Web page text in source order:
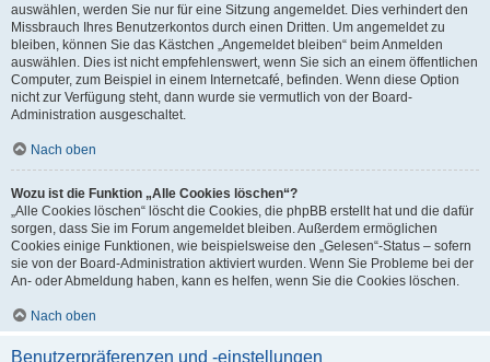
auswählen, werden Sie nur für eine Sitzung angemeldet. Dies verhindert den
Missbrauch Ihres Benutzerkontos durch einen Dritten. Um angemeldet zu
bleiben, können Sie das Kästchen „Angemeldet bleiben“ beim Anmelden
auswählen. Dies ist nicht empfehlenswert, wenn Sie sich an einem öffentlichen
Computer, zum Beispiel in einem Internetcafé, befinden. Wenn diese Option
nicht zur Verfügung steht, dann wurde sie vermutlich von der Board-
Administration ausgeschaltet.
Nach oben
Wozu ist die Funktion „Alle Cookies löschen“?
„Alle Cookies löschen“ löscht die Cookies, die phpBB erstellt hat und die dafür
sorgen, dass Sie im Forum angemeldet bleiben. Außerdem ermöglichen
Cookies einige Funktionen, wie beispielsweise den „Gelesen“-Status – sofern
sie von der Board-Administration aktiviert wurden. Wenn Sie Probleme bei der
An- oder Abmeldung haben, kann es helfen, wenn Sie die Cookies löschen.
Nach oben
Benutzerpräferenzen und -einstellungen